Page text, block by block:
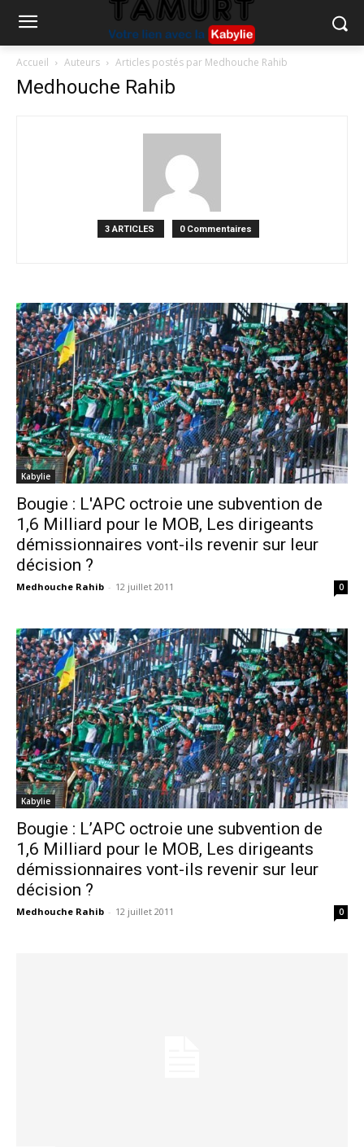
Accueil Auteurs Articles postés par Medhouche Rahib
Medhouche Rahib
3 ARTICLES 0 Commentaires
Kabylie
Bougie : L'APC octroie une subvention de
1,6 Milliard pour le MOB, Les dirigeants
démissionnaires vont-ils revenir sur leur
décision ?
Medhouche Rahib - 12 juillet 2011 0
Kabylie
Bougie : L’APC octroie une subvention de
1,6 Milliard pour le MOB, Les dirigeants
démissionnaires vont-ils revenir sur leur
décision ?
Medhouche Rahib - 12 juillet 2011 0